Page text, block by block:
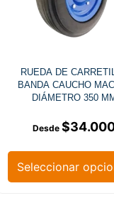
RUEDA DE
BANDA CAUCHO
DIÁMETRO 350
$
Seleccionar